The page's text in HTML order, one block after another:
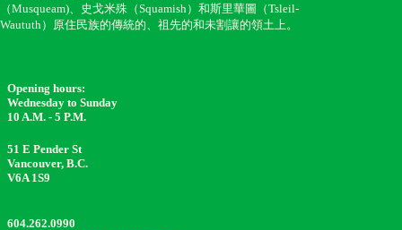
（Musqueam)、史戈米殊（Squamish）和斯里華圖（Tsleil-
Waututh）原住民族的傳統的、祖先的和未割讓的領土上。
Opening hours:
Wednesday to Sunday
10 A.M. - 5 P.M.
51 E Pender St
Vancouver, B.C.
V6A 1S9
604.262.0990